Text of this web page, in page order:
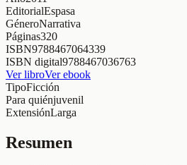
EditorialEspasa
GéneroNarrativa
Páginas320
ISBN9788467064339
ISBN digital9788467036763
Ver libroVer ebook
TipoFicción
Para quiénjuvenil
ExtensiónLarga
Resumen